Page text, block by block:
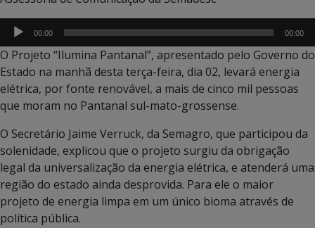
00:00 00:00
O Projeto “Ilumina Pantanal”, apresentado pelo Governo do
Estado na manhã desta terça-feira, dia 02, levará energia
elétrica, por fonte renovável, a mais de cinco mil pessoas
que moram no Pantanal sul-mato-grossense.
O Secretário Jaime Verruck, da Semagro, que participou da
solenidade, explicou que o projeto surgiu da obrigação
legal da universalização da energia elétrica, e atenderá uma
região do estado ainda desprovida. Para ele o maior
projeto de energia limpa em um único bioma através de
política pública.